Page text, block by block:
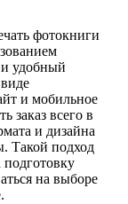
фотокниги
удобный
и мобильное
заказ всего в
и дизайна
Такой подход
на выборе